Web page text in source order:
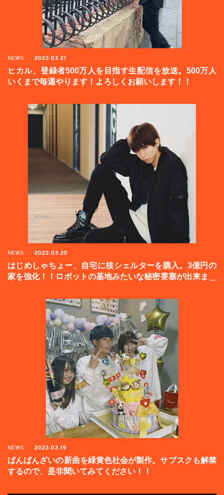
NEWS 2023.03.21
ヒカル、登録者500万人を目指す生配信を放送。500万人
いくまで毎週やります！よろしくお願いします！！
NEWS 2023.03.20
はじめしゃちょー、自宅に核シェルターを購入。3億円の
家を強化！！ロボットの基地みたいな秘密要塞が出来まし
NEWS 2023.03.19
ばんばんざいの新曲を緑黄色社会が製作。サブスクも解禁
するので、是非聞いてみてください！！